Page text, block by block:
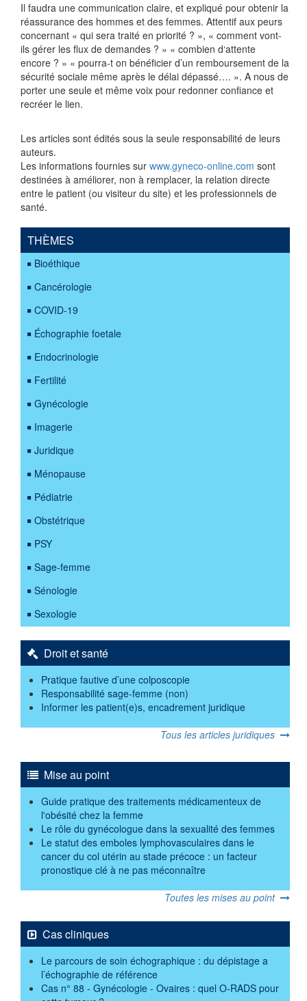
Il faudra une communication claire, et expliqué pour obtenir la
réassurance des hommes et des femmes. Attentif aux peurs
concernant « qui sera traité en priorité ? », « comment vont-
ils gérer les flux de demandes ? » « combien d‘attente
encore ? » « pourra-t on bénéficier d’un remboursement de la
sécurité sociale même après le délai dépassé…. ». A nous de
porter une seule et même voix pour redonner confiance et
recréer le lien.
Les articles sont édités sous la seule responsabilité de leurs
auteurs.
Les informations fournies sur www.gyneco-online.com sont
destinées à améliorer, non à remplacer, la relation directe
entre le patient (ou visiteur du site) et les professionnels de
santé.
THÈMES
Bioéthique
Cancérologie
COVID-19
Échographie foetale
Endocrinologie
Fertilité
Gynécologie
Imagerie
Juridique
Ménopause
Pédiatrie
Obstétrique
PSY
Sage-femme
Sénologie
Sexologie
Droit et santé
Pratique fautive d’une colposcopie
Responsabilité sage-femme (non)
Informer les patient(e)s, encadrement juridique
Tous les articles juridiques
Mise au point
Guide pratique des traitements médicamenteux de
l'obésité chez la femme
Le rôle du gynécologue dans la sexualité des femmes
Le statut des emboles lymphovasculaires dans le
cancer du col utérin au stade précoce : un facteur
pronostique clé à ne pas méconnaître
Toutes les mises au point
Cas cliniques
Le parcours de soin échographique : du dépistage a
l’échographie de référence
Cas n° 88 - Gynécologie - Ovaires : quel O-RADS pour